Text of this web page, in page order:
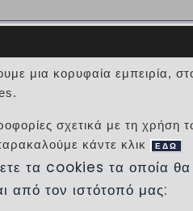
ΞΥΛΙΝΑ
ΞΥΛΙΝΑ
Τα
εξαιρετική
μια κορυφαία εμπειρία,
σχετικά με τη χρήση
κάντε κλικ
ΕΔΩ
τα cookies τα οποία θα
από τον ιστότοπό μας: